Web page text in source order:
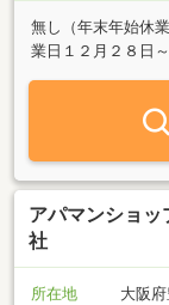
無し（年末年始休
業日１２月２８日～
アパマンショ
社
所在地
大阪